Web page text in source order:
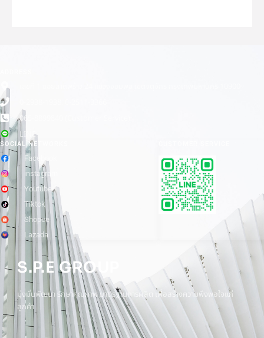
065-8899840 (Customer Service)
LINE
SOCIAL NETWORKS
Facebook
instagram
Youtube
Tiktok
Shopee
Lazada
S.P.E GROUP
มุ่งมั่นพัฒนา รักษาคุณภาพ มาตรฐานการผลิต เพื่อสร้างความพึงพอใจแก่
ลูกค้า